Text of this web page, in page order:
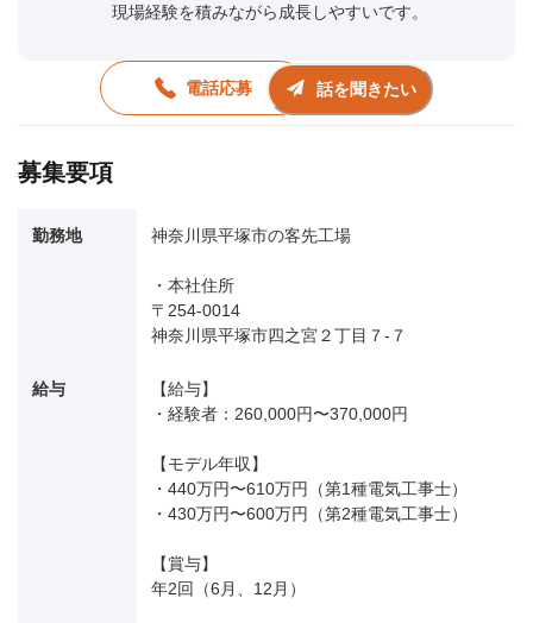
現場経験を積みながら成長しやすいです。
電話応募 話を聞きたい
募集要項
勤務地 神奈川県平塚市の客先工場
・本社住所
〒254-0014
神奈川県平塚市四之宮２丁目７-７
給与
【給与】
・経験者：260,000円〜370,000円
【モデル年収】
・440万円〜610万円（第1種電気工事士）
・430万円〜600万円（第2種電気工事士）
【賞与】
年2回（6月、12月）